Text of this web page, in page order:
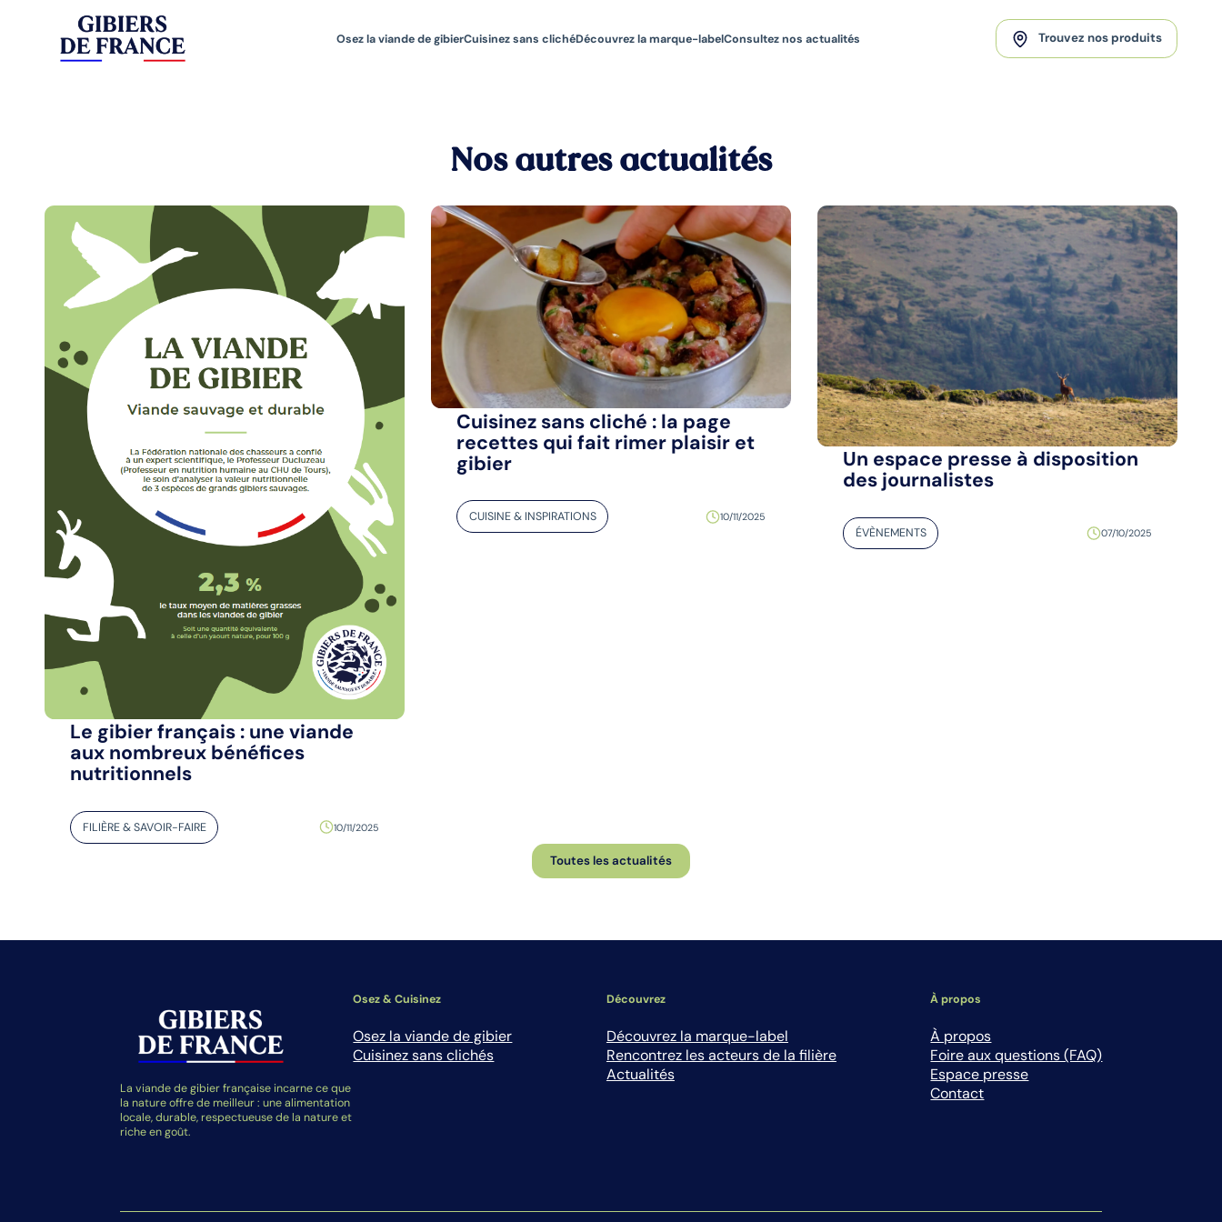
Osez la viande de gibierCuisinez sans clichéDécouvrez la marque-labelConsultez nos actualités Trouvez nos produits
Nos autres actualités
Le gibier français : une viande
aux nombreux bénéfices
nutritionnels
FILIÈRE & SAVOIR-FAIRE 10/11/2025
Cuisinez sans cliché : la page
recettes qui fait rimer plaisir et
gibier
CUISINE & INSPIRATIONS 10/11/2025
Un espace presse à disposition
des journalistes
ÉVÈNEMENTS 07/10/2025
Toutes les actualités
La viande de gibier française incarne ce que
la nature offre de meilleur : une alimentation
locale, durable, respectueuse de la nature et
riche en goût.
Osez & Cuisinez
Osez la viande de gibier
Cuisinez sans clichés
Découvrez
Découvrez la marque-label
Rencontrez les acteurs de la filière
Actualités
À propos
À propos
Foire aux questions (FAQ)
Espace presse
Contact